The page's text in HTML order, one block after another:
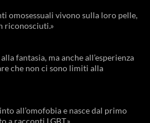
omosessuali vivono sulla loro pelle,
riconosciuti.»
fantasia, ma anche all’esperienza
che non ci sono limiti alla
all’omofobia e nasce dal primo